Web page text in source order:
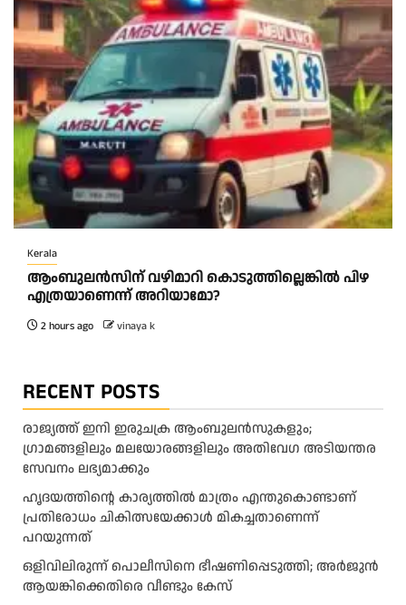
Kerala
ആംബുലന്‍സിന് വഴിമാറി കൊടുത്തില്ലെങ്കില്‍ പിഴ
എത്രയാണെന്ന് അറിയാമോ?
2 hours ago vinaya k
RECENT POSTS
രാജ്യത്ത് ഇനി ഇരുചക്ര ആംബുലന്‍സുകളും;
ഗ്രാമങ്ങളിലും മലയോരങ്ങളിലും അതിവേഗ അടിയന്തര
സേവനം ലഭ്യമാക്കും
ഹൃദയത്തിന്റെ കാര്യത്തിൽ മാത്രം എന്തുകൊണ്ടാണ്
പ്രതിരോധം ചികിത്സയേക്കാൾ മികച്ചതാണെന്ന്
പറയുന്നത്
ഒളിവിലിരുന്ന് പൊലീസിനെ ഭീഷണിപ്പെടുത്തി; അർജുൻ
ആയങ്കിക്കെതിരെ വീണ്ടും കേസ്